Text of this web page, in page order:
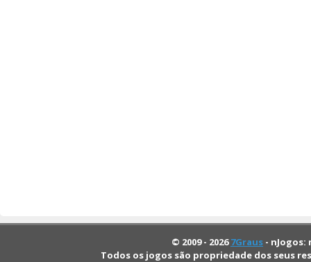
© 2009 - 20267Graus -
Todos os jogos são propriedade dos seus